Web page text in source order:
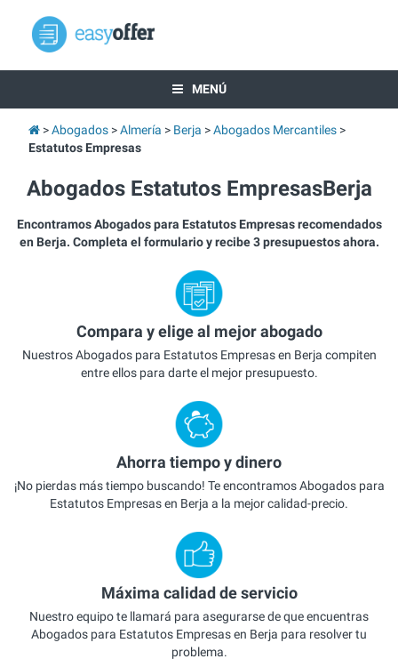
MENÚ
Abogados Almería Berja
Abogados Mercantiles
Estatutos Empresas
Abogados Estatutos EmpresasBerja
Encontramos Abogados para Estatutos Empresas recomendados
en Berja. Completa el formulario y recibe 3 presupuestos ahora.
Compara y elige al mejor abogado
Nuestros Abogados para Estatutos Empresas en Berja compiten
entre ellos para darte el mejor presupuesto.
Ahorra tiempo y dinero
¡No pierdas más tiempo buscando! Te encontramos Abogados para
Estatutos Empresas en Berja a la mejor calidad-precio.
Máxima calidad de servicio
Nuestro equipo te llamará para asegurarse de que encuentras
Abogados para Estatutos Empresas en Berja para resolver tu
problema.